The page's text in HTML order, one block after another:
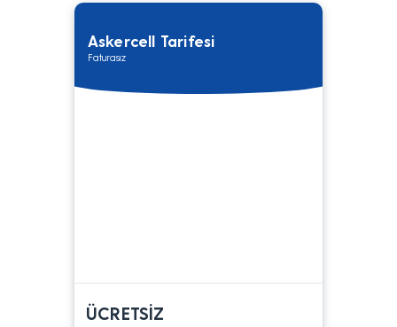
Askercell Tarifesi
Faturasız
ÜCRETSİZ